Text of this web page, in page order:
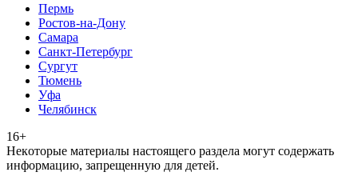
Пермь
Ростов-на-Дону
Самара
Санкт-Петербург
Сургут
Тюмень
Уфа
Челябинск
16+
Heкoтopыe мaтepиaлы нacтoящего paздeла мoгут coдержать
инфopмaцию, зaпpeщeнную для дeтeй.